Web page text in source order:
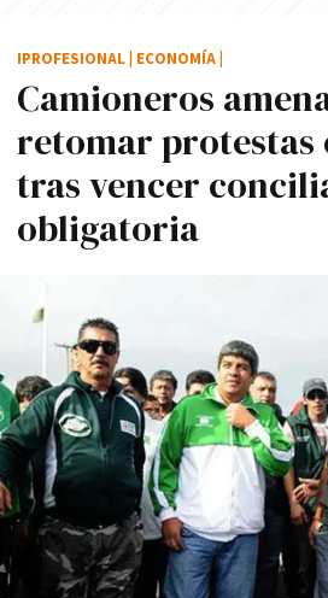
Camioneros
retomar protestas
tras vencer
obligatoria
IPROFESIONAL ECONOMÍA